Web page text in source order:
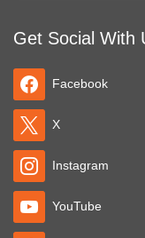
Get Social With
Facebook
X
Instagram
YouTube